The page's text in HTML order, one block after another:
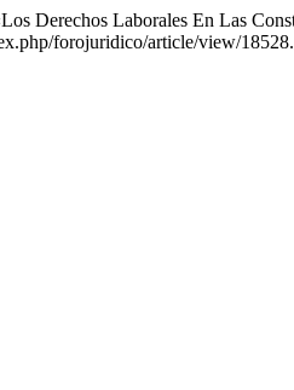
Derechos Laborales En Las
forojuridico/article/view/18528.